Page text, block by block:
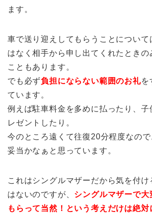
ます。
車で送り迎えしてもらうことについて
はなく相手から申し出てくれたときの
こともあります。
でも必ず負担にならない範囲のお礼を
ています。
例えば駐車料金を多めに払ったり、子
レゼントしたり。
今のところ遠くて往復20分程度なの
妥当かなぁと思っています。
これはシングルマザーだから気を付け
はないのですが、 シングルマザーで大
もらって当然！という考えだけは絶対